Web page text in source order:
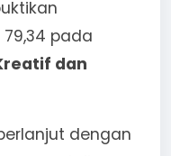
pada
dan
dengan